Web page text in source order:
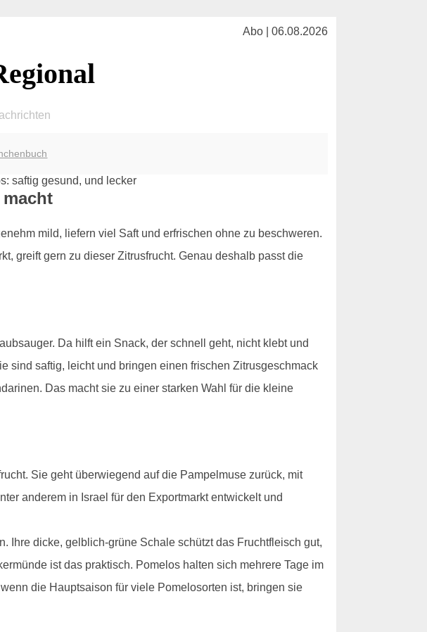
Abo | 06.08.2026
mild, liefern viel Saft und erfrischen ohne zu beschweren.
greift gern zu dieser Zitrusfrucht. Genau deshalb passt die
Da hilft ein Snack, der schnell geht, nicht klebt und
sind saftig, leicht und bringen einen frischen Zitrusgeschmack
Das macht sie zu einer starken Wahl für die kleine
Sie geht überwiegend auf die Pampelmuse zurück, mit
anderem in Israel für den Exportmarkt entwickelt und
Ihre dicke, gelblich-grüne Schale schützt das Fruchtfleisch gut,
ist das praktisch. Pomelos halten sich mehrere Tage im
die Hauptsaison für viele Pomelosorten ist, bringen sie